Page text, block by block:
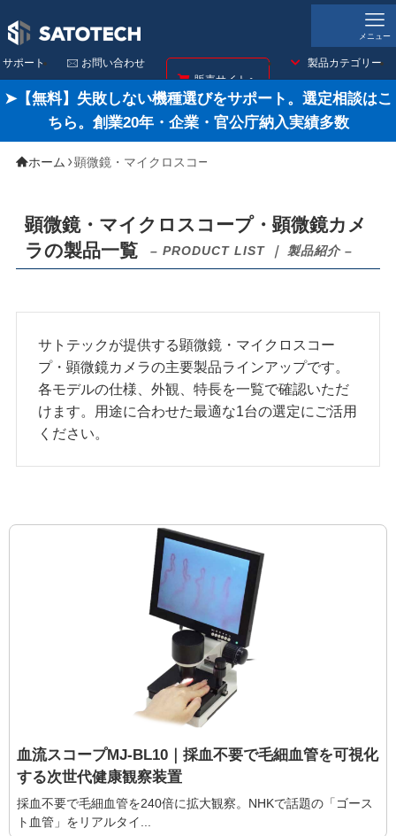
メニュー
サポート
🖂 お問い合わせ
販売サイトへ
製品カテゴリー
➤【無料】失敗しない機種選びをサポート。選定相談はこ
ちら。創業20年・企業・官公庁納入実績多数
ホーム 顕微鏡・マイクロスコープ
顕微鏡・マイクロスコープ・顕微鏡カメ
ラの製品一覧
– PRODUCT LIST ｜ 製品紹介 –
サトテックが提供する顕微鏡・マイクロスコー
プ・顕微鏡カメラの主要製品ラインアップです。
各モデルの仕様、外観、特長を一覧で確認いただ
けます。用途に合わせた最適な1台の選定にご活用
ください。
血流スコープMJ-BL10｜採血不要で毛細血管を可視化
する次世代健康観察装置
採血不要で毛細血管を240倍に拡大観察。NHKで話題の「ゴース
ト血管」をリアルタイ...